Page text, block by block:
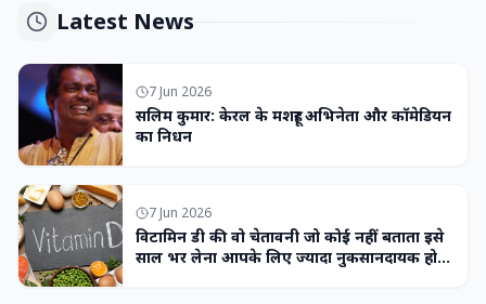
Latest News
7 Jun 2026
सलिम कुमार: केरल के मशहूर अभिनेता और कॉमेडियन
का निधन
7 Jun 2026
विटामिन डी की वो चेतावनी जो कोई नहीं बताता इसे
साल भर लेना आपके लिए ज्यादा नुकसानदायक हो